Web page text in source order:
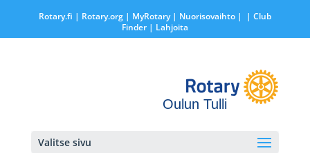
Rotary.fi | Rotary.org| MyRotary | Nuorisovaihto|
| Club
Finder| Lahjoita
Oulun Tulli
Valitse sivu